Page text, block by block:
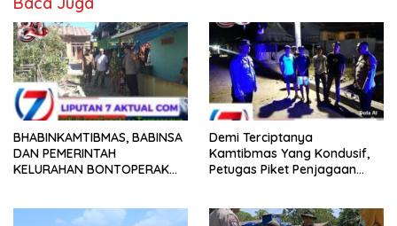
o
k
p
p
n
BHABINKAMTIBMAS, BABINSA
DAN PEMERINTAH
KELURAHAN BONTOPERAK
PROBLEM SOLVING
Demi Terciptanya
Kamtibmas Yang Kondusif,
Petugas Piket Penjagaan
di Malam Hari